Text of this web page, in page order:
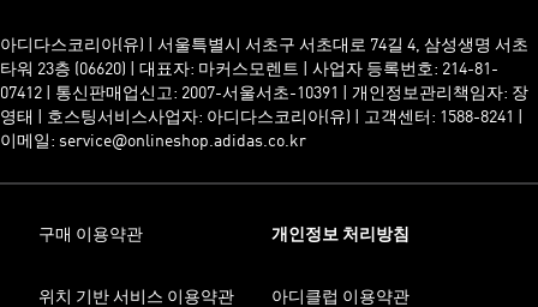
아디다스코리아(유) | 서울특별시 서초구 서초대로 74길 4, 삼성생명 서초
타워 23층 (06620) | 대표자: 마커스모렌트 | 사업자 등록번호: 214-81-
07412 | 통신판매업신고: 2007-서울서초-10391 | 개인정보관리책임자: 장
영태 | 호스팅서비스사업자: 아디다스코리아(유) | 고객센터: 1588-8241 |
이메일: service@onlineshop.adidas.co.kr
구매 이용약관 개인정보 처리방침
위치 기반 서비스 이용약관 아디클럽 이용약관